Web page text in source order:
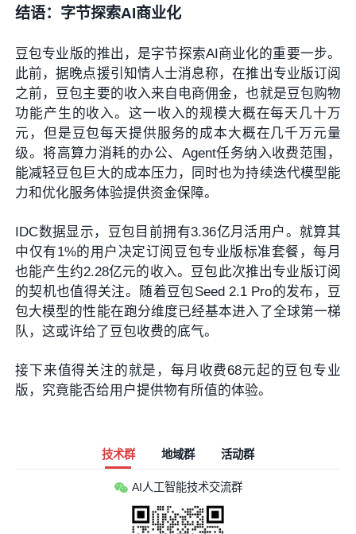
结语：字节探索AI商业化
豆包专业版的推出，是字节探索AI商业化的重要一步。
此前，据晚点援引知情人士消息称，在推出专业版订阅
之前，豆包主要的收入来自电商佣金，也就是豆包购物
功能产生的收入。这一收入的规模大概在每天几十万
元，但是豆包每天提供服务的成本大概在几千万元量
级。将高算力消耗的办公、Agent任务纳入收费范围，
能减轻豆包巨大的成本压力，同时也为持续迭代模型能
力和优化服务体验提供资金保障。
IDC数据显示，豆包目前拥有3.36亿月活用户。就算其
中仅有1%的用户决定订阅豆包专业版标准套餐，每月
也能产生约2.28亿元的收入。豆包此次推出专业版订阅
的契机也值得关注。随着豆包Seed 2.1 Pro的发布，豆
包大模型的性能在跑分维度已经基本进入了全球第一梯
队，这或许给了豆包收费的底气。
接下来值得关注的就是，每月收费68元起的豆包专业
版，究竟能否给用户提供物有所值的体验。
技术群 地域群 活动群
AI人工智能技术交流群